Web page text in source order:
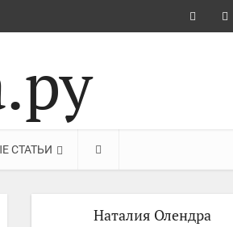
СТАТЬИ
Наталия Олендра